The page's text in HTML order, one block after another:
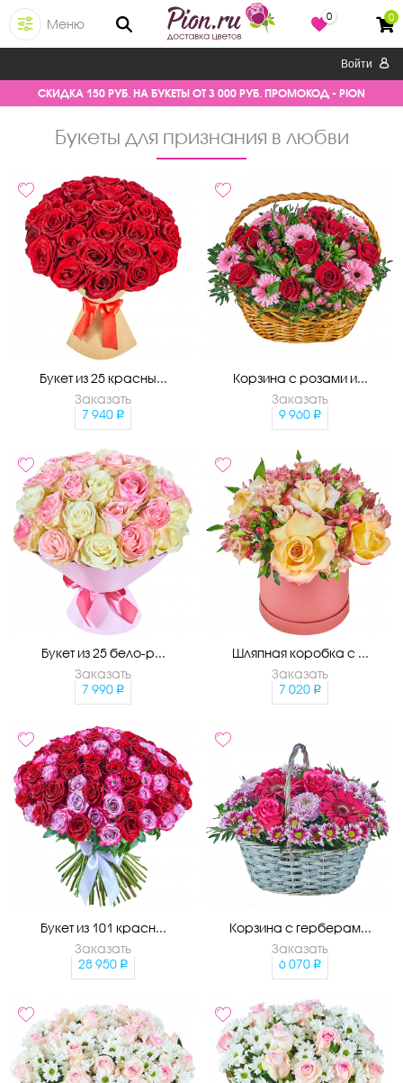
Меню
0 0
Войти
СКИДКА 150 РУБ. НА БУКЕТЫ ОТ 3 000 РУБ. ПРОМОКОД - PION
букеты для признания в любви
Букет из 25 красны...
Заказать
7 940
Корзина с розами и...
Заказать
9 960
Букет из 25 бело-р...
Заказать
7 990
Шляпная коробка с ...
Заказать
7 020
Букет из 101 красн...
Заказать
28 950
Корзина с герберам...
Заказать
6 070